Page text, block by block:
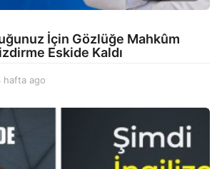
İçin Gözlüğe Mahkûm
Eskide Kaldı
hafta ago
a